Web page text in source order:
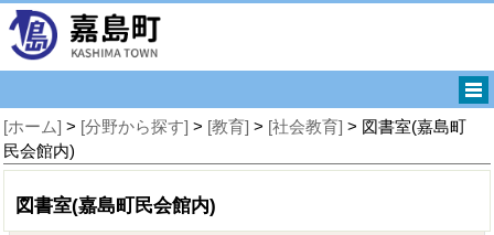
[ホーム] > [分野から探す] > [教育] > [社会教育] > 図書室(嘉島町
民会館内)
図書室(嘉島町民会館内)